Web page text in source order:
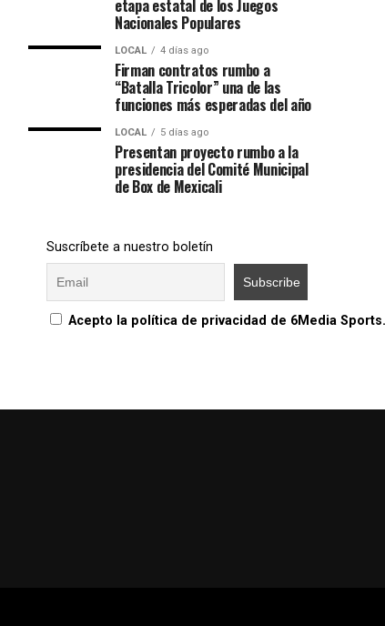
etapa estatal de los Juegos
Nacionales Populares
LOCAL 4 días ago
Firman contratos rumbo a
“Batalla Tricolor” una de las
funciones más esperadas del año
LOCAL 5 días ago
Presentan proyecto rumbo a la
presidencia del Comité Municipal
de Box de Mexicali
Suscríbete a nuestro boletín
Acepto la política de privacidad de 6Media Sports.